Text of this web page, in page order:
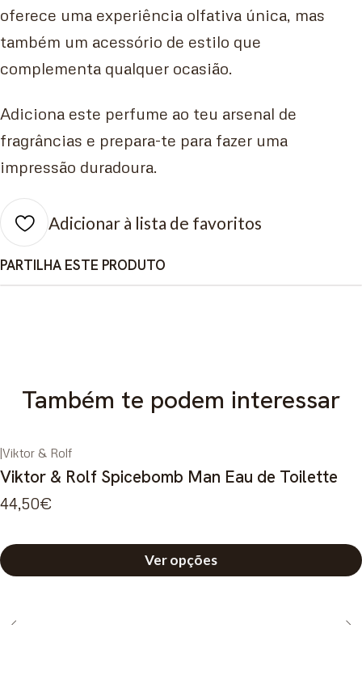
oferece uma experiência olfativa única, mas
também um acessório de estilo que
complementa qualquer ocasião.
Adiciona este perfume ao teu arsenal de
fragrâncias e prepara-te para fazer uma
impressão duradoura.
Adicionar à lista de favoritos
PARTILHA ESTE PRODUTO
Também te podem interessar
|Viktor & Rolf
Viktor & Rolf Spicebomb Man Eau de Toilette
44,50€
Ver opções